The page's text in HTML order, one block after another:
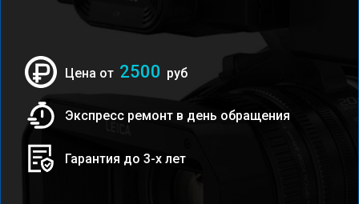
Цена от 2500 руб
Экспресс ремонт в день обращения
Гарантия до 3-х лет